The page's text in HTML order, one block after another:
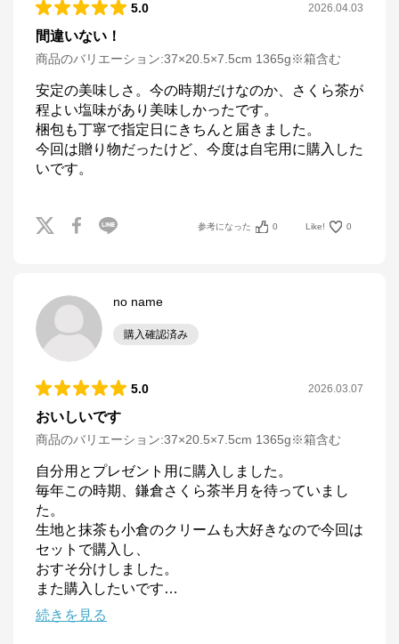
5.0 2026.04.03
間違いない！
商品のバリエーション:37×20.5×7.5cm 1365g※箱含む
安定の美味しさ。今の時期だけなのか、さくら茶が
程よい塩味があり美味しかったです。
梱包も丁寧で指定日にきちんと届きました。
今回は贈り物だったけど、今度は自宅用に購入した
いです。
参考になった 0 Like! 0
no name
購入確認済み
5.0 2026.03.07
おいしいです
商品のバリエーション:37×20.5×7.5cm 1365g※箱含む
自分用とプレゼント用に購入しました。
毎年この時期、鎌倉さくら茶半月を待っていまし
た。
生地と抹茶も小倉のクリームも大好きなので今回は
セットで購入し、
おすそ分けしました。
また購入したいです…
続きを見る